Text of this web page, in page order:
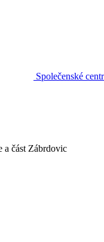
Společenské
a část Zábrdovic